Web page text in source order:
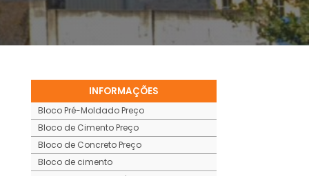
INFORMAÇÕES
Bloco Pré-Moldado Preço
Bloco de Cimento Preço
Bloco de Concreto Preço
Bloco de cimento